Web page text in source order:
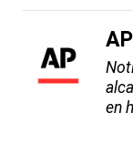
AP
en